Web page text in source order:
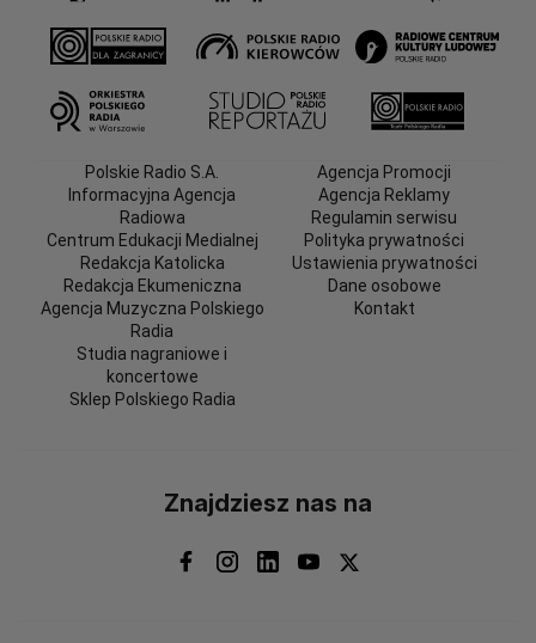
Polskie Radio S.A.
Informacyjna Agencja
Radiowa
Centrum Edukacji Medialnej
Redakcja Katolicka
Redakcja Ekumeniczna
Agencja Muzyczna Polskiego
Radia
Studia nagraniowe i
koncertowe
Sklep Polskiego Radia
Agencja Promocji
Agencja Reklamy
Regulamin serwisu
Polityka prywatności
Ustawienia prywatności
Dane osobowe
Kontakt
Znajdziesz nas na